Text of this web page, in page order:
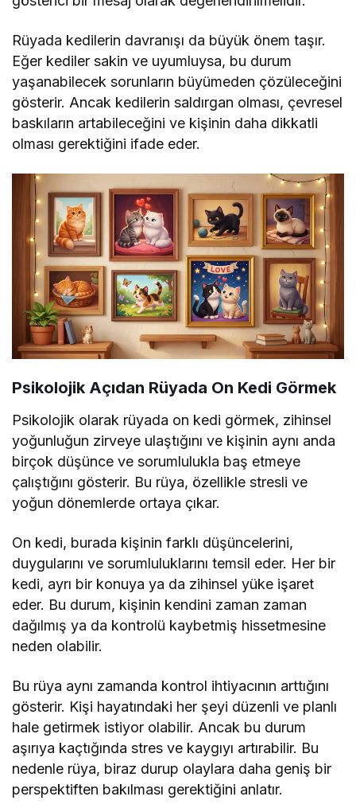
Rüyada kedilerin davranışı da büyük önem taşır.
Eğer kediler sakin ve uyumluysa, bu durum
yaşanabilecek sorunların büyümeden çözüleceğini
gösterir. Ancak kedilerin saldırgan olması, çevresel
baskıların artabileceğini ve kişinin daha dikkatli
olması gerektiğini ifade eder.
Psikolojik Açıdan Rüyada On Kedi Görmek
Psikolojik olarak rüyada on kedi görmek, zihinsel
yoğunluğun zirveye ulaştığını ve kişinin aynı anda
birçok düşünce ve sorumlulukla baş etmeye
çalıştığını gösterir. Bu rüya, özellikle stresli ve
yoğun dönemlerde ortaya çıkar.
On kedi, burada kişinin farklı düşüncelerini,
duygularını ve sorumluluklarını temsil eder. Her bir
kedi, ayrı bir konuya ya da zihinsel yüke işaret
eder. Bu durum, kişinin kendini zaman zaman
dağılmış ya da kontrolü kaybetmiş hissetmesine
neden olabilir.
Bu rüya aynı zamanda kontrol ihtiyacının arttığını
gösterir. Kişi hayatındaki her şeyi düzenli ve planlı
hale getirmek istiyor olabilir. Ancak bu durum
aşırıya kaçtığında stres ve kaygıyı artırabilir. Bu
nedenle rüya, biraz durup olaylara daha geniş bir
perspektiften bakılması gerektiğini anlatır.